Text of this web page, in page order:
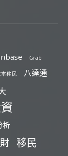
Grab
移民 八達通
析
移民